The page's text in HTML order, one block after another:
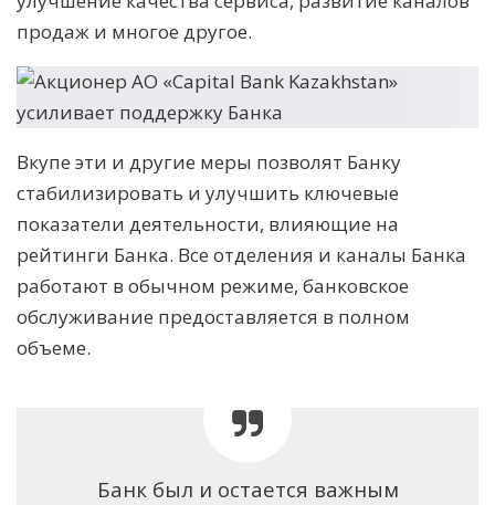
продаж и многое другое.
Вкупе эти и другие меры позволят Банку
стабилизировать и улучшить ключевые
показатели деятельности, влияющие на
рейтинги Банка. Все отделения и каналы Банка
работают в обычном режиме, банковское
обслуживание предоставляется в полном
объеме.
Банк был и остается важным